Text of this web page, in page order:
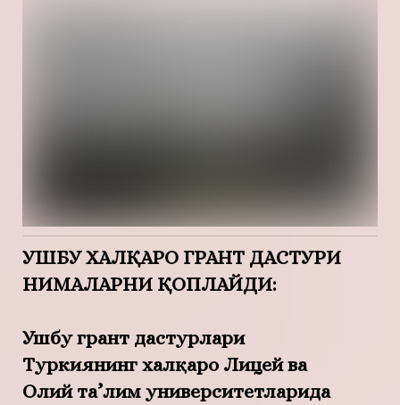
УШБУ ХАЛҚАРО ГРАНТ ДАСТУРИ
НИМАЛАРНИ ҚОПЛАЙДИ:
Ушбу грант дастурлари
Туркиянинг халқаро Лицей ва
Олий та’лим университетларида